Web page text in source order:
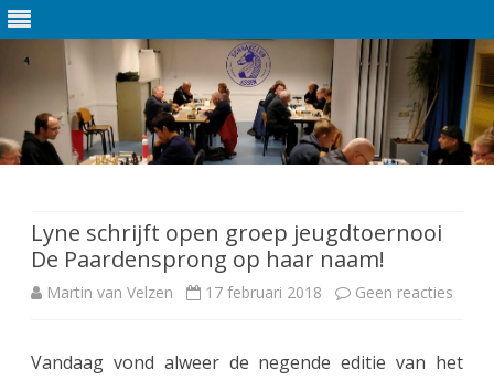
de
inhoud
Lyne schrijft open groep jeugdtoernooi
De Paardensprong op haar naam!
Martin van Velzen 17 februari 2018 Geen reacties
L
Vandaag vond alweer de negende editie van het